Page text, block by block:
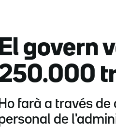
El govern
Ho farà a través
de